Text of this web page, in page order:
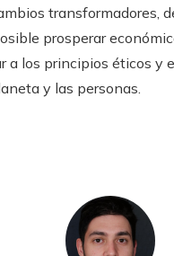
transformadores,
prosperar
a los principios éticos y
y las personas.